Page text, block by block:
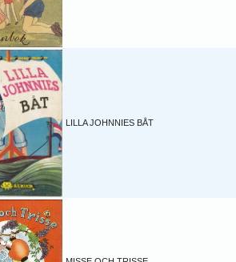
LILLA JOHNNIES BÅT